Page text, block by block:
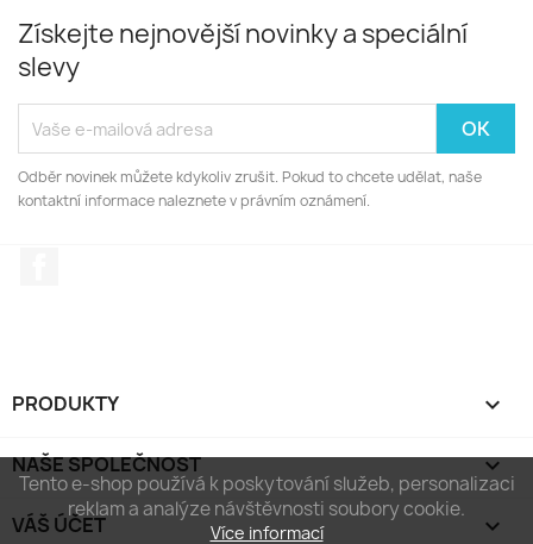
Tento e-shop používá k poskytování služeb, personalizaci
reklam a analýze návštěvnosti soubory cookie.
Více informací
Získejte nejnovější novinky a speciální
slevy
Odběr novinek můžete kdykoliv zrušit. Pokud to chcete udělat, naše
kontaktní informace naleznete v právním oznámení.
PRODUKTY 
NAŠE SPOLEČNOST 
VÁŠ ÚČET 